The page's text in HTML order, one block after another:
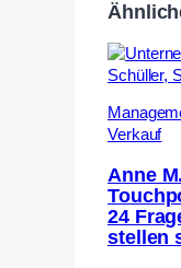
Verkauf
Anne
24
stellen